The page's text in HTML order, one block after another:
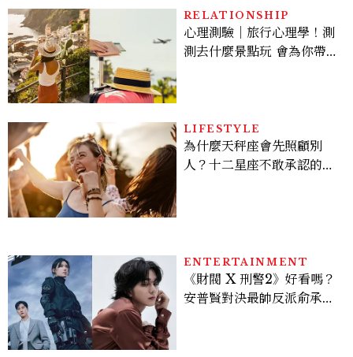
RELATIONSHIP
心理測驗｜旅行心理學！測
測去什麼景點玩 會為你帶來
LIFESTYLE
為什麼天秤座會先照顧別
人？十二星座不敢承認的一
ENTERTAINMENT
《財閥 X 刑警2》好看嗎？
安普賢對決最帥反派俞承